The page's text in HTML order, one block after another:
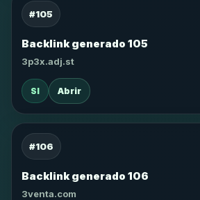
#105
Backlink generado 105
3p3x.adj.st
SI Abrir
#106
Backlink generado 106
3venta.com